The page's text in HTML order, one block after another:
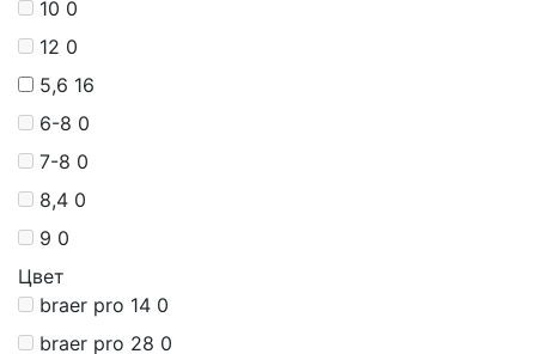
10 0
12 0
5,6 16
6-8 0
7-8 0
8,4 0
9 0
Цвет
braer pro 14 0
braer pro 28 0